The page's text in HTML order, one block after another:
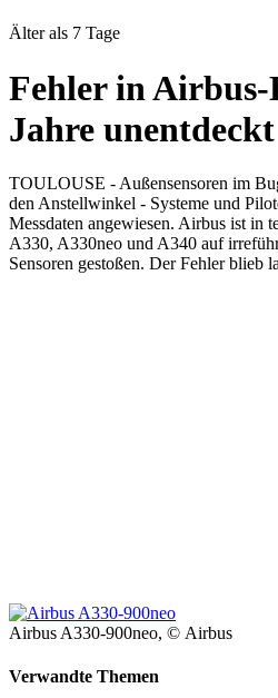
Älter als 7 Tage
Fehler in
Jahre unentdeckt
TOULOUSE - Außensensoren im
den Anstellwinkel - Systeme und
Messdaten angewiesen. Airbus ist in
A330, A330neo und A340 auf
Sensoren gestoßen. Der Fehler blieb
Airbus A330-900neo, © Airbus
Verwandte Themen